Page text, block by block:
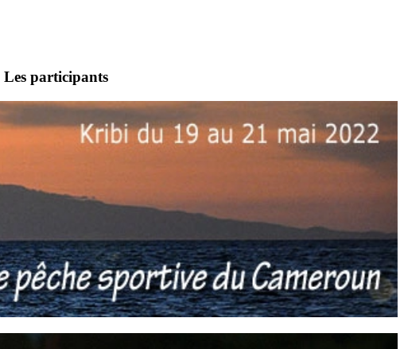
Les participants